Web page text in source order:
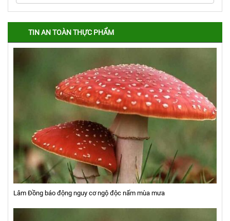
TIN AN TOÀN THỰC PHẨM
Lâm Đồng báo động nguy cơ ngộ độc nấm mùa mưa